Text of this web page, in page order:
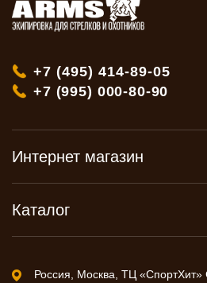
+7 (495) 414-89-05
+7 (995) 000-80-90
Интернет магазин
Каталог
Россия, Москва, ТЦ «СпортХит»